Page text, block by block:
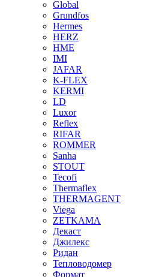
Global
Grundfos
Hermes
HERZ
HME
IMI
JAFAR
K-FLEX
KERMI
LD
Luxor
Reflex
RIFAR
ROMMER
Sanha
STOUT
Tecofi
Thermaflex
THERMAGENT
Viega
ZETKAMA
Декаст
Джилекс
Ридан
Тепловодомер
Формат